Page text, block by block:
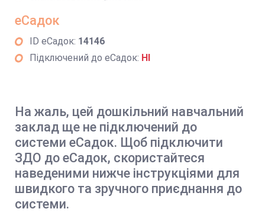
еСадок
ID еСадок: 14146
Підключений до еСадок: НІ
На жаль, цей дошкільний навчальний
заклад ще не підключений до
системи еСадок. Щоб підключити
ЗДО до еСадок, скористайтеся
наведеними нижче інструкціями для
швидкого та зручного приєднання до
системи.